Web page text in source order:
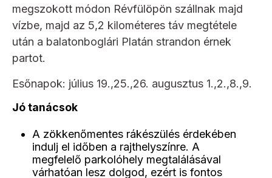
megszokott módon Révfülöpön szállnak majd
vízbe, majd az 5,2 kilométeres táv megtétele
után a balatonboglári Platán strandon érnek
partot.
Esőnapok: július 19.,25.,26. augusztus 1.,2.,8.,9.
Jó tanácsok
A zökkenőmentes rákészülés érdekében
indulj el időben a rajthelyszínre. A
megfelelő parkolóhely megtalálásával
várhatóan lesz dolgod, ezért is fontos